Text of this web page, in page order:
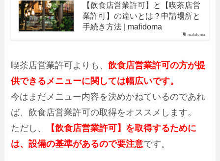
mafidoma
【飲食店営業許可】と【喫茶店営
業許可】の違いとは？申請場所と
手続き方法 | mafidoma
喫茶店営業許可よりも、飲食店営業許可の方が提
供できるメニューに関しては幅広いです。
今はまだメニュー内容を決めかねているのであれ
ば、飲食店営業許可の取得をオススメします。
ただし、
【飲食店営業許可】を取得するために
は、設備の基準があるので要注意です。